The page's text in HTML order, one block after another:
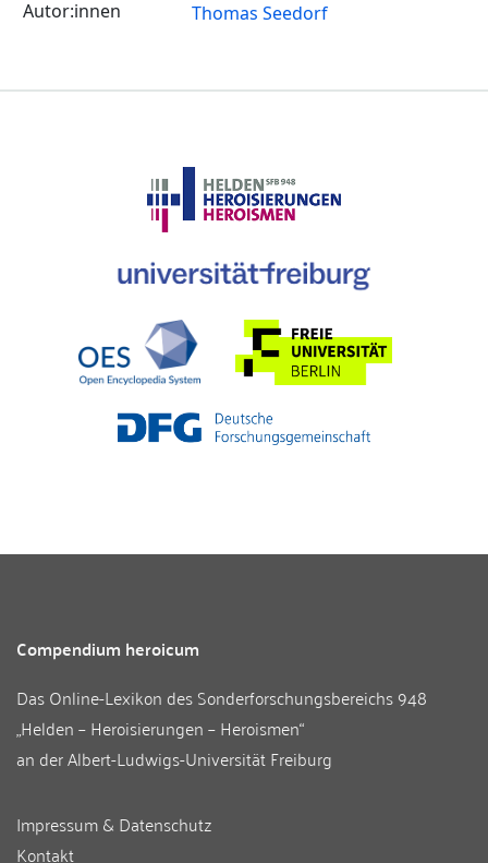
Thomas Seedorf
Compendium heroicum
Das Online-Lexikon desSonderforschungsbereichs 948
„Helden – Heroisierungen – Heroismen“
an derAlbert-Ludwigs-Universität Freiburg
Impressum & Datenschutz
Kontakt